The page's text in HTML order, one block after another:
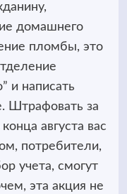
домашнего
пломбы, это
и написать
Штрафовать за
августа вас
потребители,
учета, смогут
эта акция не